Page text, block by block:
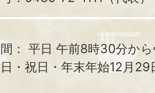
： 平日 午前8時30分か
・祝日・年末年始12月